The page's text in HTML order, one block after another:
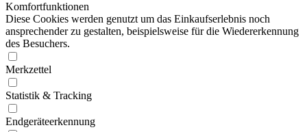
Komfortfunktionen
Diese Cookies werden genutzt um das Einkaufserlebnis noch
ansprechender zu gestalten, beispielsweise für die Wiedererkennung
des Besuchers.
Merkzettel
Statistik & Tracking
Endgeräteerkennung